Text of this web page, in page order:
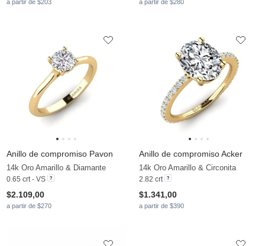
a partir de $203 a partir de $280
Anillo de compromiso Pavon
14k Oro Amarillo & Diamante
0.65 crt - VS
$2.109,00
a partir de $270
Anillo de compromiso Acker
14k Oro Amarillo & Circonita
2.82 crt
$1.341,00
a partir de $390